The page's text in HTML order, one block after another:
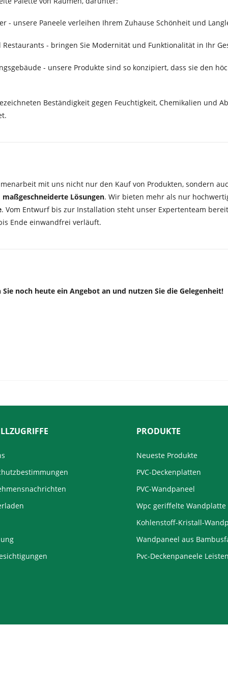
- unsere Paneele verleihen Ihrem Zuhause Schönheit und
Restaurants - bringen Sie Modernität und Funktionalität in Ihr
- unsere Produkte sind so konzipiert, dass sie den
Beständigkeit gegen Feuchtigkeit, Chemikalien und
mit uns nicht nur den Kauf von Produkten, sondern
maßgeschneiderte Lösungen. Wir bieten mehr als nur
. Vom Entwurf bis zur Installation steht unser Expertenteam
Ende einwandfrei verläuft.
Sie noch heute ein Angebot an und nutzen Sie die Gelegenheit!
PRODUKTE
Neueste Produkte
PVC-Deckenplatten
PVC-Wandpaneel
Wpc geriffelte Wandplatte
Kohlenstoff-Kristall-
Wandpaneel aus
Pvc-Deckenpaneele